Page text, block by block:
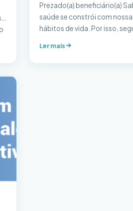
Prezado(a) beneficiário(a)
saúde se constrói com
hábitos de vida. Por isso,
Ler mais